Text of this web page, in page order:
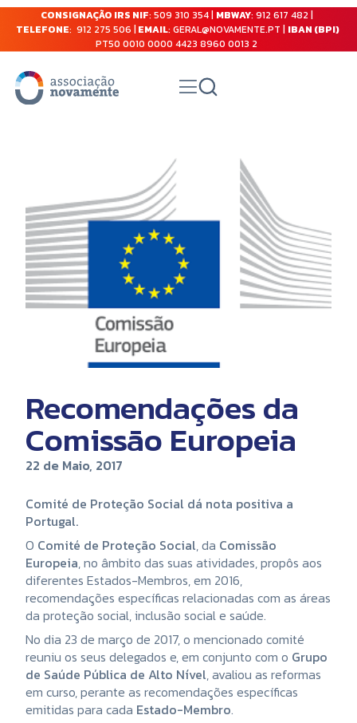
CONSIGNAÇÃO IRS NIF: 509 310 354 | MBWAY: 912 617 482 |
TELEFONE: 912 275 506 | EMAIL: GERAL@NOVAMENTE.PT | IBAN (BPI)
PT50 0010 0000 4423 8960 0013 2
Recomendações da
Comissão Europeia
22 de Maio, 2017
Comité de Proteção Social dá nota positiva a
Portugal.
O Comité de Proteção Social, da Comissão
Europeia, no âmbito das suas atividades, propôs aos
diferentes Estados-Membros, em 2016,
recomendações específicas relacionadas com as áreas
da proteção social, inclusão social e saúde.
No dia 23 de março de 2017, o mencionado comité
reuniu os seus delegados e, em conjunto com o Grupo
de Saúde Pública de Alto Nível, avaliou as reformas
em curso, perante as recomendações específicas
emitidas para cada Estado-Membro.